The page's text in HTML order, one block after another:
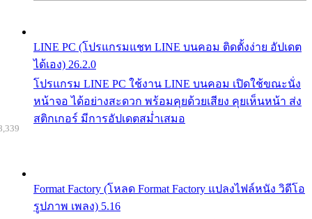
LINE PC (โปรแกรมแชท LINE บนคอม ติดตั้งง่าย อัปเดต
ได้เอง) 26.2.0
โปรแกรม LINE PC ใช้งาน LINE บนคอม เปิดใช้ขณะนั่ง
หน้าจอ ได้อย่างสะดวก พร้อมคุยด้วยเสียง คุยเห็นหน้า ส่ง
สติกเกอร์ มีการอัปเดตสม่ำเสมอ
Format Factory (โหลด Format Factory แปลงไฟล์หนัง วิดีโอ
รูปภาพ เพลง) 5.16